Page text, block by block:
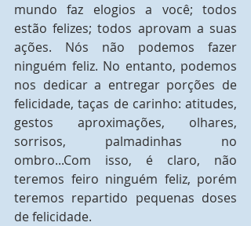
mundo faz elogios a você; todos
estão felizes; todos aprovam a suas
ações. Nós não podemos fazer
ninguém feliz. No entanto, podemos
nos dedicar a entregar porções de
felicidade, taças de carinho: atitudes,
gestos aproximações, olhares,
sorrisos, palmadinhas no
ombro...Com isso, é claro, não
teremos feiro ninguém feliz, porém
teremos repartido pequenas doses
de felicidade.